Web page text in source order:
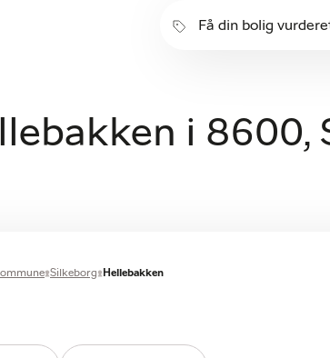
Få din bolig
i 8600,
Silkeborg Hellebakken